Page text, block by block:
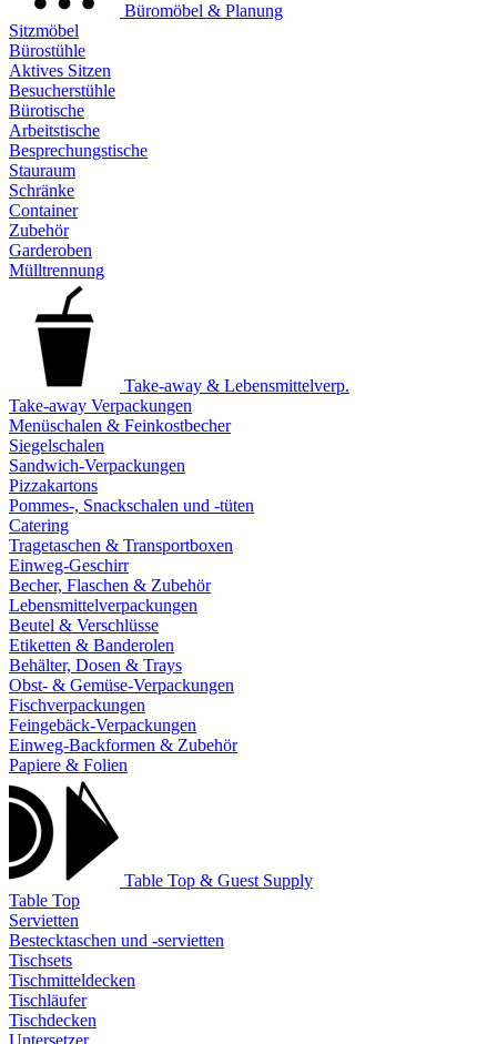
Büromöbel & Planung
Sitzmöbel
Bürostühle
Aktives Sitzen
Besucherstühle
Bürotische
Arbeitstische
Besprechungstische
Stauraum
Schränke
Container
Zubehör
Garderoben
Mülltrennung
Take-away & Lebensmittelverp.
Take-away Verpackungen
Menüschalen & Feinkostbecher
Siegelschalen
Sandwich-Verpackungen
Pizzakartons
Pommes-, Snackschalen und -tüten
Catering
Tragetaschen & Transportboxen
Einweg-Geschirr
Becher, Flaschen & Zubehör
Lebensmittelverpackungen
Beutel & Verschlüsse
Etiketten & Banderolen
Behälter, Dosen & Trays
Obst- & Gemüse-Verpackungen
Fischverpackungen
Feingebäck-Verpackungen
Einweg-Backformen & Zubehör
Papiere & Folien
Table Top & Guest Supply
Table Top
Servietten
Bestecktaschen und -servietten
Tischsets
Tischmitteldecken
Tischläufer
Tischdecken